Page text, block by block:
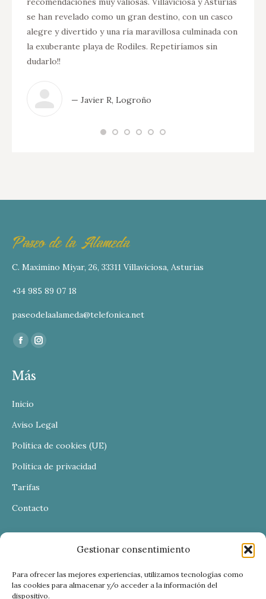
Gestionar consentimiento
Para ofrecer las mejores experiencias, utilizamos tecnologías como
las cookies para almacenar y/o acceder a la información del
dispositivo.
se han revelado como un gran destino, con un casco
alegre y divertido y una ría maravillosa culminada con
la exuberante playa de Rodiles. Repetiríamos sin
dudarlo!!
— Javier R, Logroño
C. Maximino Miyar, 26, 33311 Villaviciosa, Asturias
+34 985 89 07 18
paseodelaalameda@telefonica.net
Find us on:
Facebook
opens
new
window
Instagram
window
Más
Inicio
Aviso Legal
Política de cookies (UE)
Política de privacidad
Tarifas
Contacto